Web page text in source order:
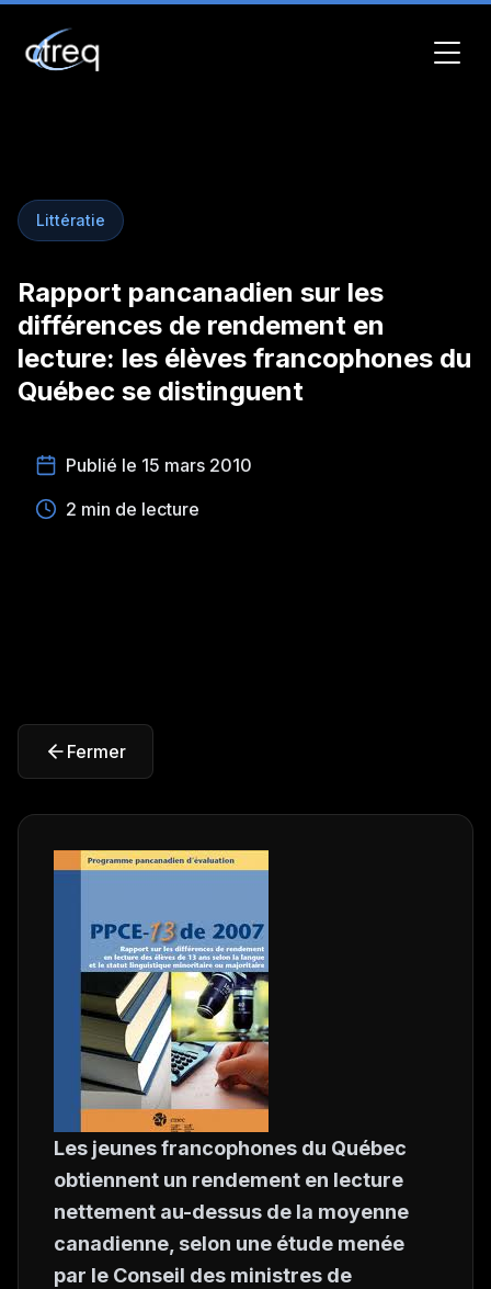
Littératie
Rapport pancanadien sur les
différences de rendement en
lecture: les élèves francophones du
Québec se distinguent
Publié le 15 mars 2010
2 min de lecture
Fermer
Les jeunes francophones du Québec
obtiennent un rendement en lecture
nettement au-dessus de la moyenne
canadienne, selon une étude menée
par le Conseil des ministres de